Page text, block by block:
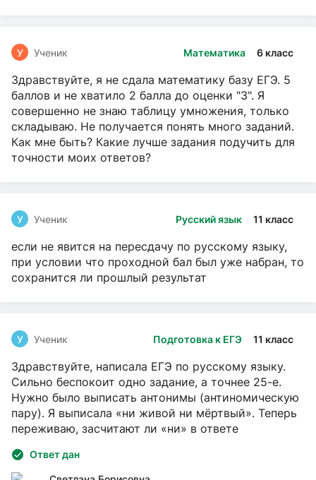
Математика 6 класс
У Ученик
Здравствуйте, я не сдала математику базу ЕГЭ. 5
баллов и не хватило 2 балла до оценки "3". Я
совершенно не знаю таблицу умножения, только
складываю. Не получается понять много заданий.
Как мне быть? Какие лучше задания подучить для
точности моих ответов?
Русский язык 11 класс
У Ученик
если не явится на пересдачу по русскому языку,
при условии что проходной бал был уже набран, то
сохранится ли прошлый результат
Подготовка к ЕГЭ 11 класс
У Ученик
Здравствуйте, написала ЕГЭ по русскому языку.
Сильно беспокоит одно задание, а точнее 25-е.
Нужно было выписать антонимы (антиномическую
пару). Я выписала «ни живой ни мёртвый». Теперь
переживаю, засчитают ли «ни» в ответе
Ответ дан